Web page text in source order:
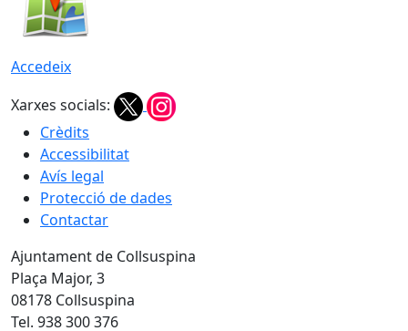
Accedeix
Xarxes socials:
Crèdits
Accessibilitat
Avís legal
Protecció de dades
Contactar
Ajuntament de Collsuspina
Plaça Major, 3
08178 Collsuspina
Tel. 938 300 376